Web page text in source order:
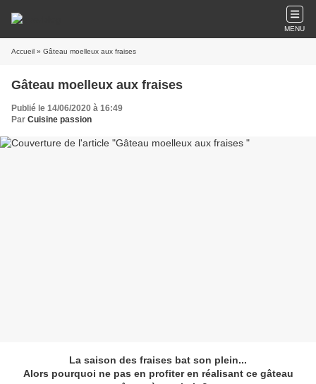
MENU
Accueil » Gâteau moelleux aux fraises
Gâteau moelleux aux fraises
Publié le 14/06/2020 à 16:49
Par Cuisine passion
La saison des fraises bat son plein...
Alors pourquoi ne pas en profiter en réalisant ce gâteau